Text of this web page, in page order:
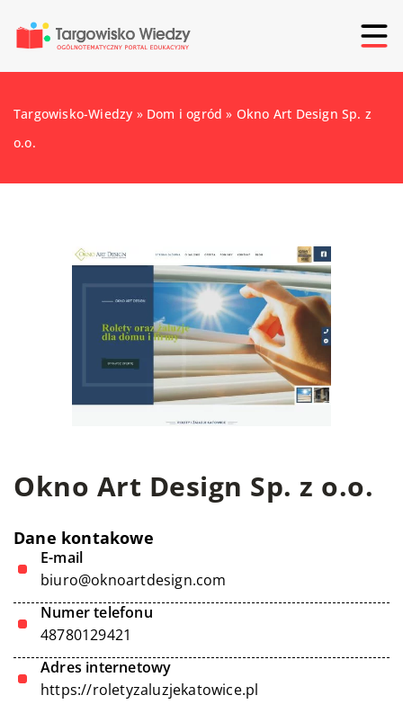
Targowisko-Wiedzy » Dom i ogród » Okno Art Design Sp. z
o.o.
Okno Art Design Sp. z o.o.
Dane kontakowe
E-mail
biuro@oknoartdesign.com
Numer telefonu
48780129421
Adres internetowy
https://roletyzaluzjekatowice.pl